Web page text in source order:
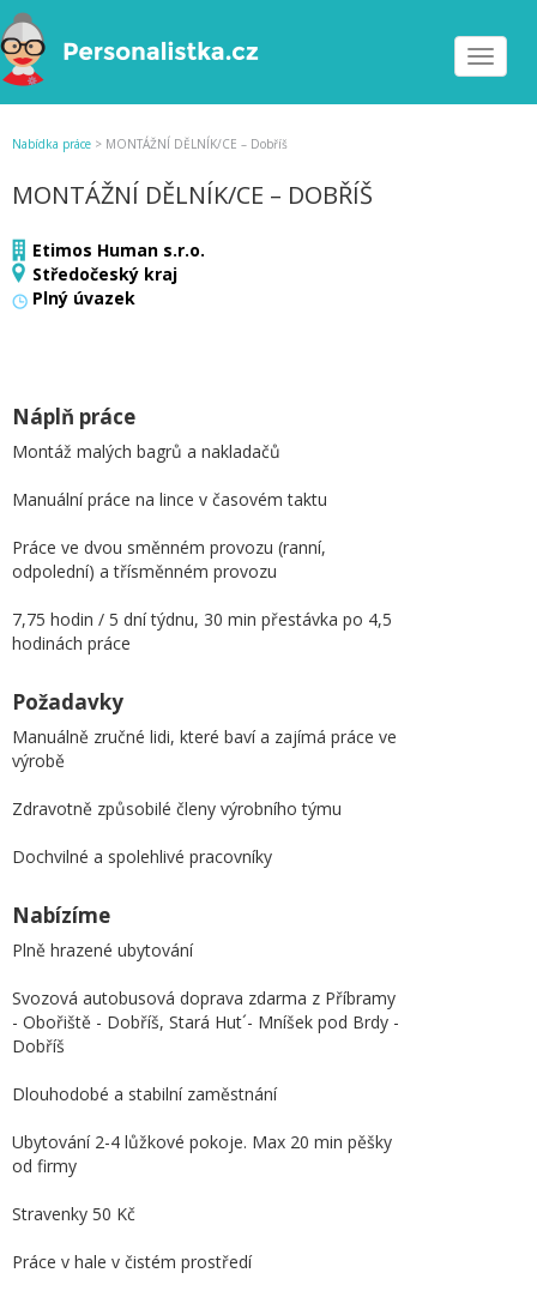
Toggle
Nabídka práce > MONTÁŽNÍ DĚLNÍK/CE – Dobříš
MONTÁŽNÍ DĚLNÍK/CE – DOBŘÍŠ
Etimos Human s.r.o.
Středočeský kraj
Plný úvazek
Náplň práce
Montáž malých bagrů a nakladačů
Manuální práce na lince v časovém taktu
Práce ve dvou směnném provozu (ranní,
odpolední) a třísměnném provozu
7,75 hodin / 5 dní týdnu, 30 min přestávka po 4,5
hodinách práce
Požadavky
Manuálně zručné lidi, které baví a zajímá práce ve
výrobě
Zdravotně způsobilé členy výrobního týmu
Dochvilné a spolehlivé pracovníky
Nabízíme
Plně hrazené ubytování
Svozová autobusová doprava zdarma z Příbramy
- Obořiště - Dobříš, Stará Hut´- Mníšek pod Brdy -
Dobříš
Dlouhodobé a stabilní zaměstnání
Ubytování 2-4 lůžkové pokoje. Max 20 min pěšky
od firmy
Stravenky 50 Kč
Práce v hale v čistém prostředí